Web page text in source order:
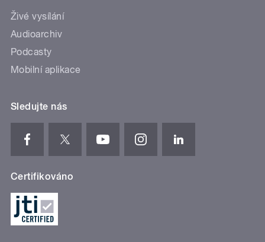
Živé vysílání
Audioarchiv
Podcasty
Mobilní aplikace
Sledujte nás
Certifikováno